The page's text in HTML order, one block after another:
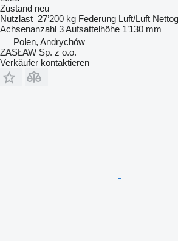
Zustand neu
Nutzlast 27’200 kg Federung Luft/Luft
Achsenanzahl 3Aufsattelhöhe 1’130 mm
Polen, Andrychów
ZASŁAW Sp. z o.o.
Verkäufer kontaktieren